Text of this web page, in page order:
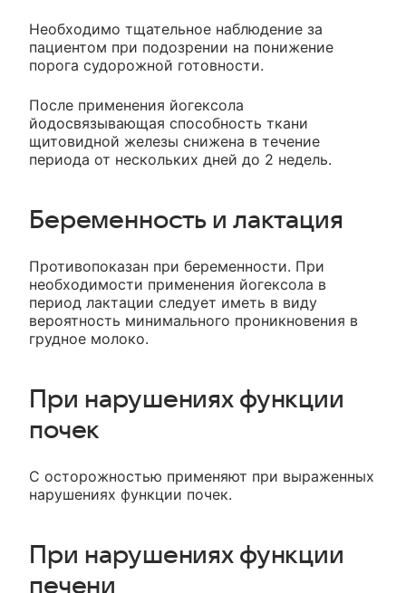
Необходимо тщательное наблюдение за
пациентом при подозрении на понижение
порога судорожной готовности.
После применения йогексола
йодосвязывающая способность ткани
щитовидной железы снижена в течение
периода от нескольких дней до 2 недель.
Беременность и лактация
Противопоказан при беременности. При
необходимости применения йогексола в
период лактации следует иметь в виду
вероятность минимального проникновения в
грудное молоко.
При нарушениях функции
почек
С осторожностью применяют при выраженных
нарушениях функции почек.
При нарушениях функции
печени